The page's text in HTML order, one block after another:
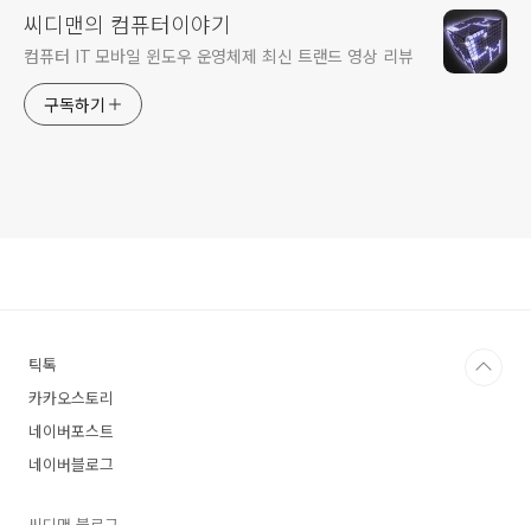
씨디맨의 컴퓨터이야기
컴퓨터 IT 모바일 윈도우 운영체제 최신 트랜드 영상 리뷰
구독하기
틱톡
카카오스토리
네이버포스트
네이버블로그